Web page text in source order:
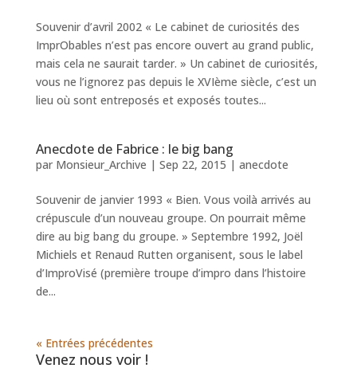
Souvenir d’avril 2002 « Le cabinet de curiosités des
ImprObables n’est pas encore ouvert au grand public,
mais cela ne saurait tarder. » Un cabinet de curiosités,
vous ne l’ignorez pas depuis le XVIème siècle, c’est un
lieu où sont entreposés et exposés toutes...
Anecdote de Fabrice : le big bang
par Monsieur_Archive | Sep 22, 2015 | anecdote
Souvenir de janvier 1993 « Bien. Vous voilà arrivés au
crépuscule d’un nouveau groupe. On pourrait même
dire au big bang du groupe. » Septembre 1992, Joël
Michiels et Renaud Rutten organisent, sous le label
d’ImproVisé (première troupe d’impro dans l’histoire
de...
« Entrées précédentes
Venez nous voir !